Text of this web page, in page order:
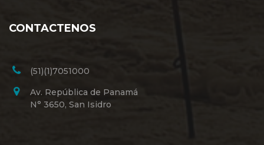
CONTACTENOS
(51)(1)7051000
Av. República de Panamá
N° 3650, San Isidro